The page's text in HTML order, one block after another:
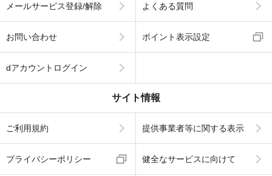
メールサービス登録/解除 よくある質問
お問い合わせ ポイント表示設定
dアカウントログイン
サイト情報
ご利用規約 提供事業者等に関する表示
プライバシーポリシー 健全なサービスに向けて